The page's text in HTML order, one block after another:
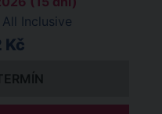
All Inclusive
Kč